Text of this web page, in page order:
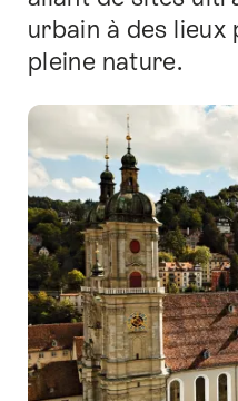
page.
urbain à des lieux
pleine nature.